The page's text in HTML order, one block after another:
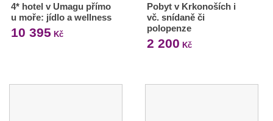
4* hotel v Umagu přímo
u moře: jídlo a wellness
10 395 Kč
Pobyt v Krkonoších i
vč. snídaně či
polopenze
2 200 Kč